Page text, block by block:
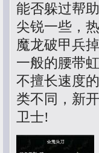
能否躲过帮
尖锐一些，
魔龙破甲兵
一般的腰带
不擅长速度
类不同，新
卫士!